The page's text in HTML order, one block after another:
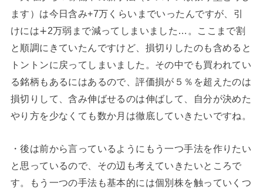
ます）は今日含み+7万くらいまでいったんですが、引
けには∔2万弱まで減ってしまいました…。ここまで割
と順調にきていたんですけど、損切りしたのも含めると
トントンに戻ってしまいました。その中でも買われてい
る銘柄もあるにはあるので、評価損が５％を超えたのは
損切りして、含み伸ばせるのは伸ばして、自分が決めた
やり方を少なくても数か月は徹底していきたいですね。
・後は前から言っているようにもう一つ手法を作りたい
と思っているので、その辺も考えていきたいところで
す。もう一つの手法も基本的には個別株を触っていくつ